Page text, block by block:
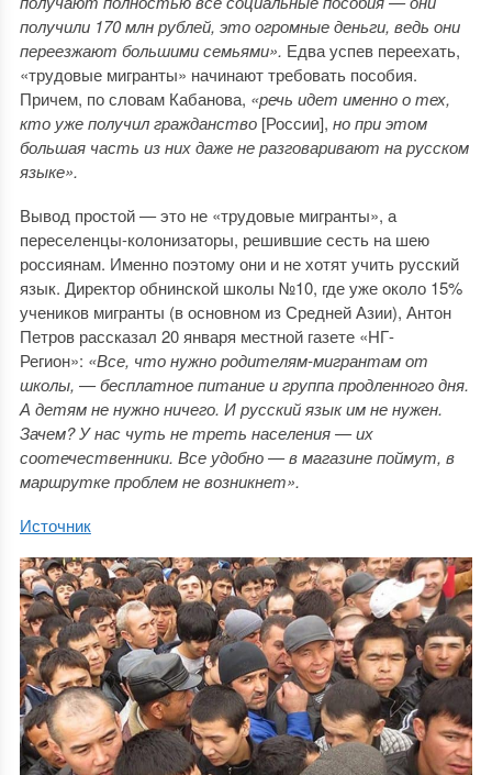
получили 170 млн рублей, это огромные деньги, ведь они
переезжают большими семьями». Едва успев переехать,
«трудовые мигранты» начинают требовать пособия.
Причем, по словам Кабанова, «речь идет именно о тех,
кто уже получил гражданство[России], но при этом
большая часть из них даже не разговаривают на русском
языке».
Вывод простой—это не «трудовые мигранты», а
переселенцы-колонизаторы, решившие сесть на шею
россиянам. Именно поэтому они и не хотят учить русский
язык. Директор обнинской школы №10, где уже около 15%
учеников мигранты (в основном из Средней Азии), Антон
Петров рассказал 20 января местной газете «НГ-
Регион»: «Все, что нужно родителям-мигрантам от
школы, — бесплатное питание и группа продленного дня.
А детям не нужно ничего. И русский язык им не нужен.
Зачем? У нас чуть не треть населения — их
соотечественники. Все удобно — в магазине поймут, в
маршрутке проблем не возникнет».
Источник